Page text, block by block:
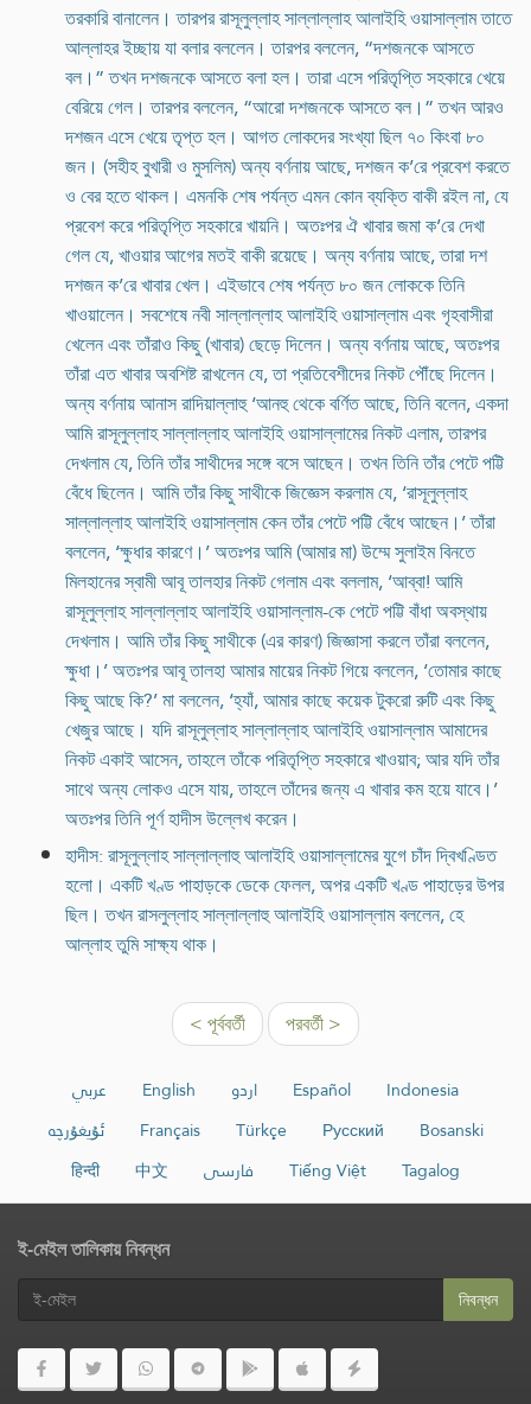
তরকারি বানালেন। তারপর রাসূলুল্লাহ সাল্লাল্লাহ আলাইহি ওয়াসাল্লাম তাতে
আল্লাহর ইচ্ছায় যা বলার বললেন। তারপর বললেন, “দশজনকে আসতে
বল।” তখন দশজনকে আসতে বলা হল। তারা এসে পরিতৃপ্তি সহকারে খেয়ে
বেরিয়ে গেল। তারপর বললেন, “আরো দশজনকে আসতে বল।” তখন আরও
দশজন এসে খেয়ে তৃপ্ত হল। আগত লোকদের সংখ্যা ছিল ৭০ কিংবা ৮০
জন। (সহীহ বুখারী ও মুসলিম) অন্য বর্ণনায় আছে, দশজন ক’রে প্রবেশ করতে
ও বের হতে থাকল। এমনকি শেষ পর্যন্ত এমন কোন ব্যক্তি বাকী রইল না, যে
প্রবেশ করে পরিতৃপ্তি সহকারে খায়নি। অতঃপর ঐ খাবার জমা ক’রে দেখা
গেল যে, খাওয়ার আগের মতই বাকী রয়েছে। অন্য বর্ণনায় আছে, তারা দশ
দশজন ক’রে খাবার খেল। এইভাবে শেষ পর্যন্ত ৮০ জন লোককে তিনি
খাওয়ালেন। সবশেষে নবী সাল্লাল্লাহ আলাইহি ওয়াসাল্লাম এবং গৃহবাসীরা
খেলেন এবং তাঁরাও কিছু (খাবার) ছেড়ে দিলেন। অন্য বর্ণনায় আছে, অতঃপর
তাঁরা এত খাবার অবশিষ্ট রাখলেন যে, তা প্রতিবেশীদের নিকট পৌঁছে দিলেন।
অন্য বর্ণনায় আনাস রাদিয়াল্লাহু ‘আনহু থেকে বর্ণিত আছে, তিনি বলেন, একদা
আমি রাসূলুল্লাহ সাল্লাল্লাহ আলাইহি ওয়াসাল্লামের নিকট এলাম, তারপর
দেখলাম যে, তিনি তাঁর সাথীদের সঙ্গে বসে আছেন। তখন তিনি তাঁর পেটে পট্টি
বেঁধে ছিলেন। আমি তাঁর কিছু সাথীকে জিজ্ঞেস করলাম যে, ‘রাসূলুল্লাহ
সাল্লাল্লাহ আলাইহি ওয়াসাল্লাম কেন তাঁর পেটে পট্টি বেঁধে আছেন।’ তাঁরা
বললেন, ‘ক্ষুধার কারণে।’ অতঃপর আমি (আমার মা) উম্মে সুলাইম বিনতে
মিলহানের স্বামী আবূ তালহার নিকট গেলাম এবং বললাম, ‘আব্বা! আমি
রাসূলুল্লাহ সাল্লাল্লাহ আলাইহি ওয়াসাল্লাম-কে পেটে পট্টি বাঁধা অবস্থায়
দেখলাম। আমি তাঁর কিছু সাথীকে (এর কারণ) জিজ্ঞাসা করলে তাঁরা বললেন,
ক্ষুধা।’ অতঃপর আবূ তালহা আমার মায়ের নিকট গিয়ে বললেন, ‘তোমার কাছে
কিছু আছে কি?’ মা বললেন, ‘হ্যাঁ, আমার কাছে কয়েক টুকরো রুটি এবং কিছু
খেজুর আছে। যদি রাসূলুল্লাহ সাল্লাল্লাহ আলাইহি ওয়াসাল্লাম আমাদের
নিকট একাই আসেন, তাহলে তাঁকে পরিতৃপ্তি সহকারে খাওয়াব; আর যদি তাঁর
সাথে অন্য লোকও এসে যায়, তাহলে তাঁদের জন্য এ খাবার কম হয়ে যাবে।’
অতঃপর তিনি পূর্ণ হাদীস উল্লেখ করেন।
হাদীস: রাসূলুল্লাহ সাল্লাল্লাহু আলাইহি ওয়াসাল্লামের যুগে চাঁদ দ্বিখণ্ডিত
হলো। একটি খণ্ড পাহাড়কে ডেকে ফেলল, অপর একটি খণ্ড পাহাড়ের উপর
ছিল। তখন রাসলুল্লাহ সাল্লাল্লাহু আলাইহি ওয়াসাল্লাম বললেন, হে
আল্লাহ তুমি সাক্ষ্য থাক।
< পূর্ববর্তী পরবর্তী >
عربي English اردو Español
Indonesia
ئۇيغۇرچە
Français Türkçe Русский
Bosanski
हिन्दी
中文 فارسی Tiếng Việt Tagalog
ই-মেইল তালিকায় নিবন্ধন
নিবন্ধন